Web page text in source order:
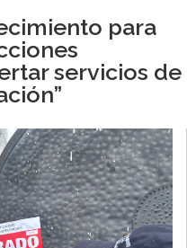
para
servicios de